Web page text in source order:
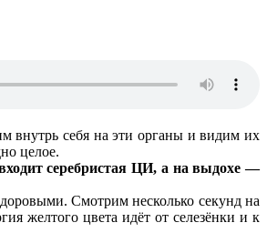
внутрь себя на эти органы и видим их
целое.
серебристая ЦИ, а на выдохе —
Смотрим несколько секунд на
желтого цвета идёт от селезёнки и к